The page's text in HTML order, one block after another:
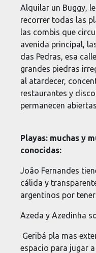
Alquilar un Buggy,
recorrer todas las
las combis que
avenida principal,
das Pedras, esa
grandes piedras
al atardecer,
restaurantes y
permanecen
Playas: muchas y
conocidas:
João Fernandes
cálida y
argentinos por
Azeda y Azedinha
Geribá pla mas
espacio para jugar